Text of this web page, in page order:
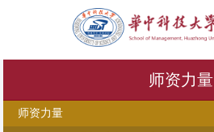
师资力量
师资力量